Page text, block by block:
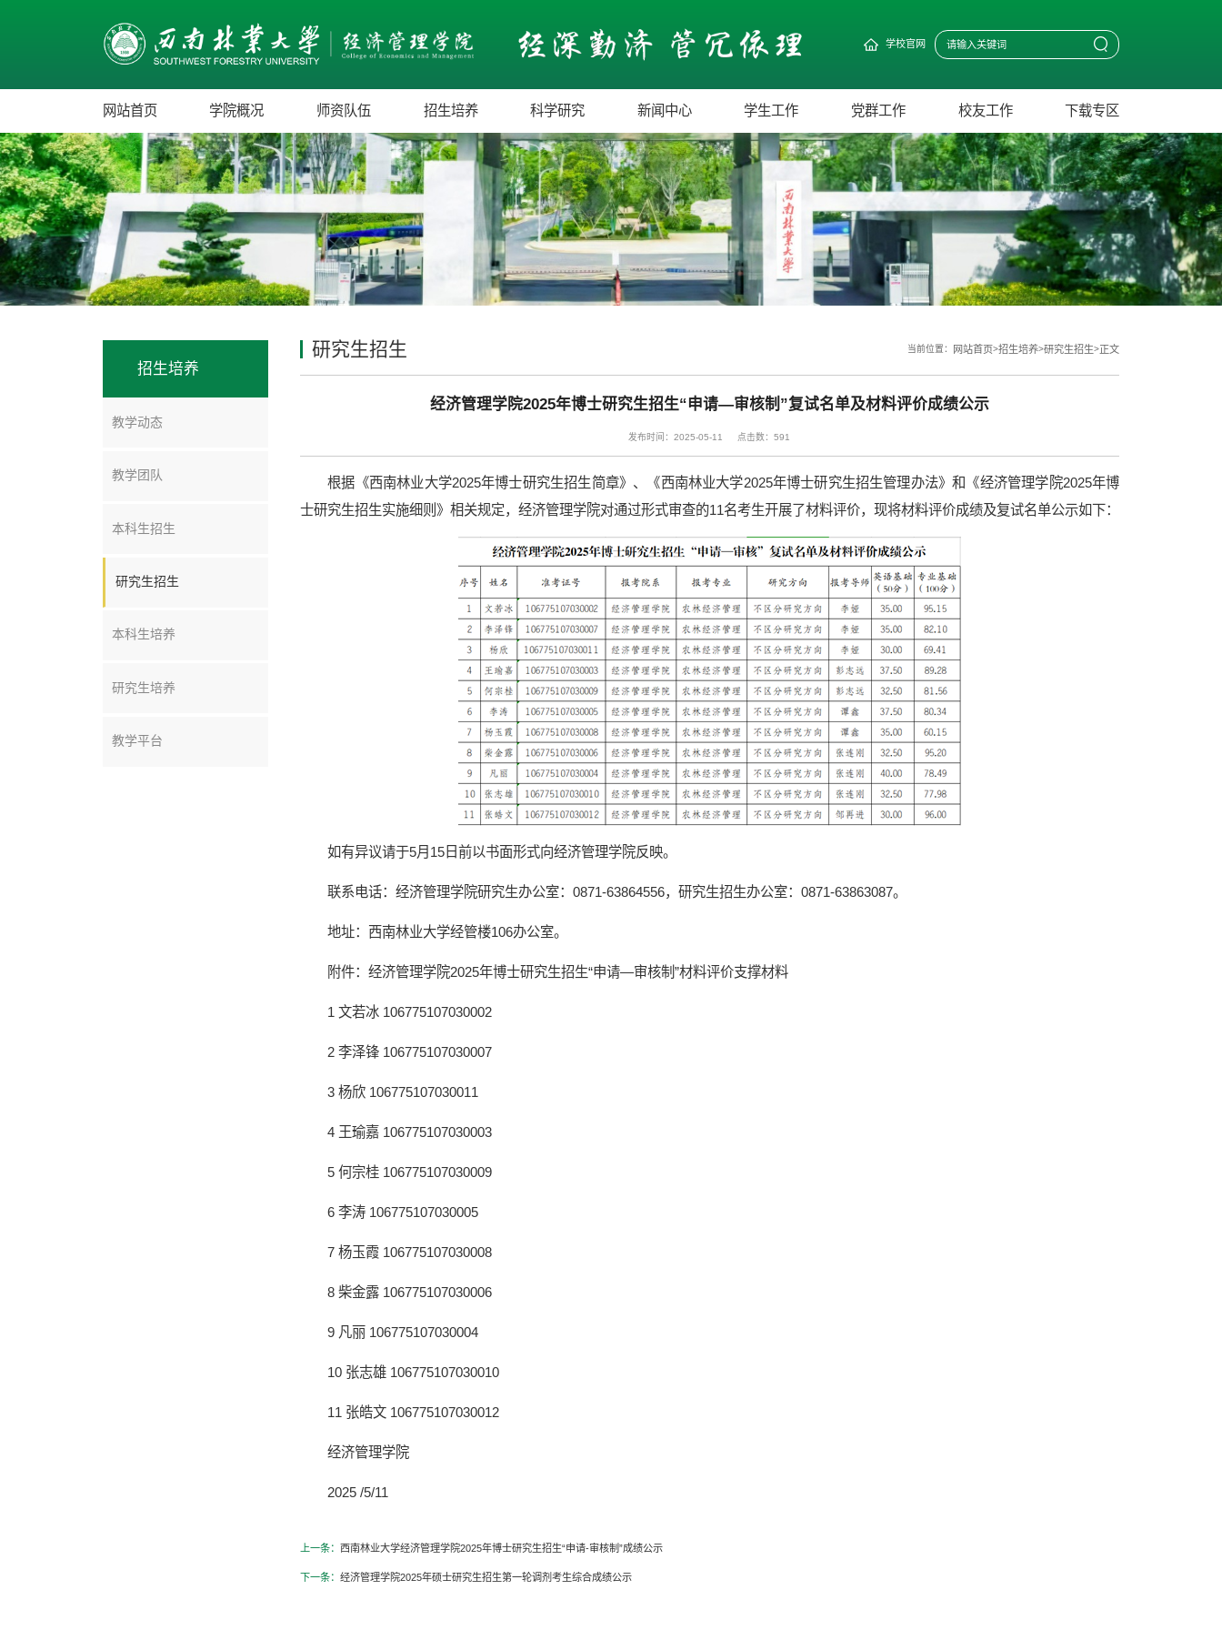
学校官网
网站首页 学院概况 师资队伍 招生培养 科学研究 新闻中心 学生工作 党群工作 校友工作 下载专区
招生培养
教学动态
教学团队
本科生招生
研究生招生
本科生培养
研究生培养
教学平台
研究生招生 当前位置： 网站首页>招生培养>研究生招生>正文
经济管理学院2025年博士研究生招生“申请—审核制”复试名单及材料评价成绩公示
发布时间：2025-05-11 点击数：591
根据《西南林业大学2025年博士研究生招生简章》、《西南林业大学2025年博士研究生招生管理办法》和《经济管理学院2025年博
士研究生招生实施细则》相关规定，经济管理学院对通过形式审查的11名考生开展了材料评价，现将材料评价成绩及复试名单公示如下：
如有异议请于5月15日前以书面形式向经济管理学院反映。
联系电话：经济管理学院研究生办公室：0871-63864556，研究生招生办公室：0871-63863087。
地址：西南林业大学经管楼106办公室。
附件：经济管理学院2025年博士研究生招生“申请—审核制”材料评价支撑材料
1 文若冰 106775107030002
2 李泽锋 106775107030007
3 杨欣 106775107030011
4 王瑜嘉 106775107030003
5 何宗桂 106775107030009
6 李涛 106775107030005
7 杨玉霞 106775107030008
8 柴金露 106775107030006
9 凡丽 106775107030004
10 张志雄 106775107030010
11 张皓文 106775107030012
经济管理学院
2025 /5/11
上一条： 西南林业大学经济管理学院2025年博士研究生招生“申请-审核制”成绩公示
下一条： 经济管理学院2025年硕士研究生招生第一轮调剂考生综合成绩公示